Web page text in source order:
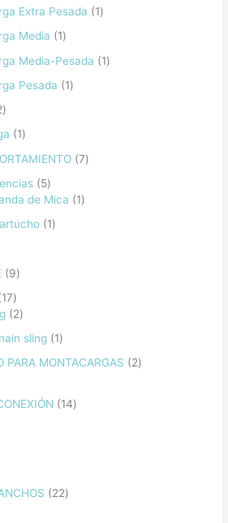
Extra Pesada
1
Media
1
Media-Pesada
1
Pesada
1
1
7
5
de Mica
1
1
9
17
2
sling
1
PARA MONTACARGAS
2
14
22